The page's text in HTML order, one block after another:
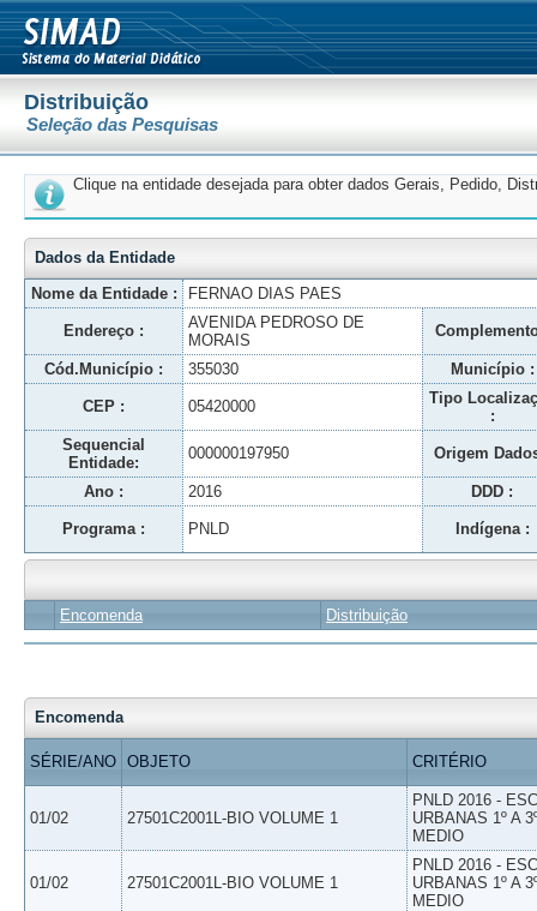
Distribuição
Seleção das Pesquisas
Clique na entidade desejada para obter dados Gerais, Pedido,
Dados da Entidade
Nome da Entidade :
FERNAO DIAS PAES
Endereço :
AVENIDA PEDROSO DE
MORAIS
Cód.Município : 355030 Município :
CEP : 05420000
Tipo
:
Sequencial
Entidade:
000000197950 Origem
Ano : 2016 DDD :
Programa : PNLD Indígena :
Encomenda Distribuição
Encomenda
SÉRIE/ANO OBJETO CRITÉRIO
01/02 27501C2001L-BIO VOLUME 1
PNLD 2016 -
URBANAS 1º A
MEDIO
01/02 27501C2001L-BIO VOLUME 1
PNLD 2016 -
URBANAS 1º A
MEDIO